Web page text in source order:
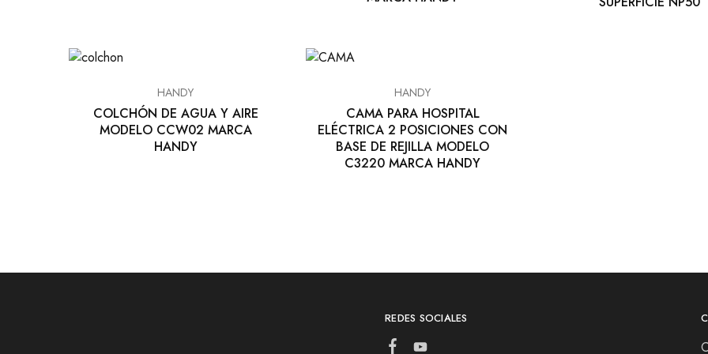
HANDY
COLCHÓN DE AGUA Y AIRE
MODELO CCW02 MARCA
HANDY
HANDY
CAMA PARA HOSPITAL
ELÉCTRICA 2 POSICIONES CON
BASE DE REJILLA MODELO
C3220 MARCA HANDY
REDES SOCIALES